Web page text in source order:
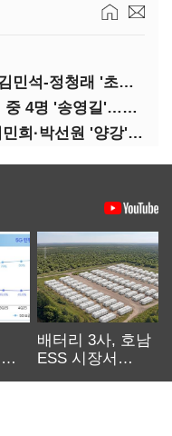
(정기여론조사)②당심·호남, 김민석-정청래 '초접전'
(정기여론조사)③2순위, 10명 중 4명 '송영길'…정청래 '한 자릿수'
(정기여론조사)④최고위원 최민희·박선원 '양강'…서미화·이성윤·임미애 뒤이어
배터리 3사, 호남
ESS 시장서